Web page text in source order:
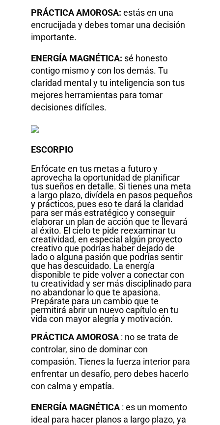
PRÁCTICA AMOROSA:estás en una
encrucijada y debes tomar una decisión
importante.
ENERGÍA MAGNÉTICA: sé honesto
contigo mismo y con los demás. Tu
claridad mental y tu inteligencia son tus
mejores herramientas para tomar
decisiones difíciles.
ESCORPIO
Enfócate en tus metas a futuro y
aprovecha la oportunidad de planificar
tus sueños en detalle.Si tienes una meta
a largo plazo, divídela en pasos pequeños
y prácticos, pues eso te dará la claridad
para ser más estratégico y conseguir
elaborar un plan de acción que te llevará
al éxito. El cielote pide reexaminar tu
creatividad, en especial algún proyecto
creativo que podrías haber dejado de
lado o alguna pasión que podrías sentir
que has descuidado. La energía
disponible te pide volver a conectar con
tu creatividad y ser más disciplinado para
no abandonar lo que te apasiona.
Prepárate para un cambio que te
permitirá abrir un nuevo capítulo en tu
vida con mayor alegría y motivación.
PRÁCTICA AMOROSA : no se trata de
controlar, sino de dominar con
compasión. Tienes la fuerza interior para
enfrentar un desafío, pero debes hacerlo
con calma y empatía.
ENERGÍA MAGNÉTICA : es un momento
ideal para hacer planos a largo plazo, ya